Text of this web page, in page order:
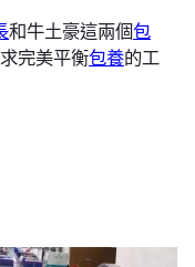
和牛土豪這兩個包
求完美平衡包養的工